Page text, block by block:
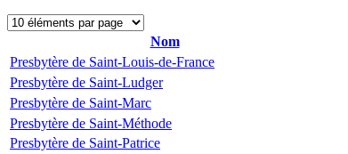
Nom
Presbytère de Saint-Louis-de-France
Presbytère de Saint-Ludger
Presbytère de Saint-Marc
Presbytère de Saint-Méthode
Presbytère de Saint-Patrice